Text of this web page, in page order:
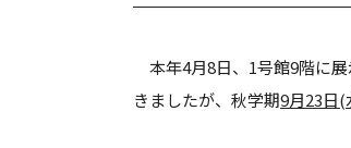
本年4月8日、1号館9階に
きましたが、秋学期9月23日(